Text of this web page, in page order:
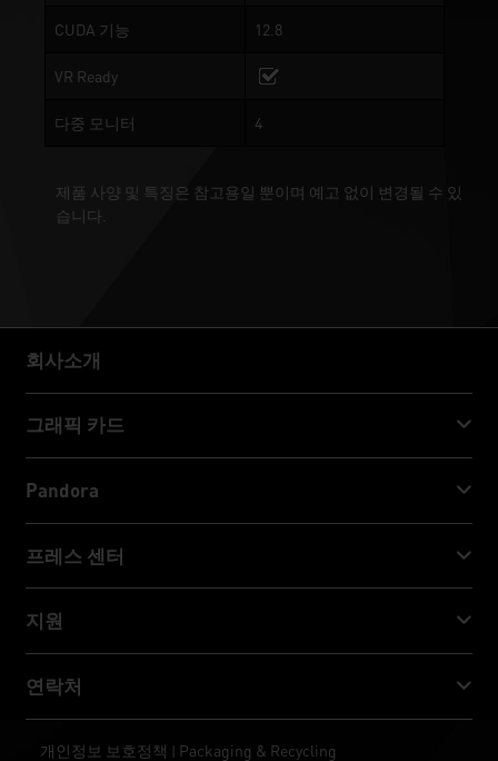
CUDA 기능 12.8
VR Ready
다중 모니터 4
제품 사양 및 특징은 참고용일 뿐이며 예고 없이 변경될 수 있
습니다.
회사소개
회사소개
그래픽 카드
GeForce RTX™ 40 Series
GeForce RTX™ 30 Series
Pandora
NVIDIA Jetson Orin™ Nano Super
프레스 센터
소셜 미디어
수상 & 리뷰
지원
ThunderMaster
연락처
개인정보 보호정책 | Packaging & Recycling